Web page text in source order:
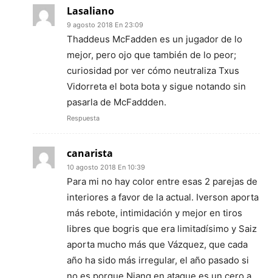
Lasaliano
9 agosto 2018 En 23:09
Thaddeus McFadden es un jugador de lo
mejor, pero ojo que también de lo peor;
curiosidad por ver cómo neutraliza Txus
Vidorreta el bota bota y sigue notando sin
pasarla de McFaddden.
Respuesta
canarista
10 agosto 2018 En 10:39
Para mi no hay color entre esas 2 parejas de
interiores a favor de la actual. Iverson aporta
más rebote, intimidación y mejor en tiros
libres que bogris que era limitadísimo y Saiz
aporta mucho más que Vázquez, que cada
año ha sido más irregular, el año pasado si